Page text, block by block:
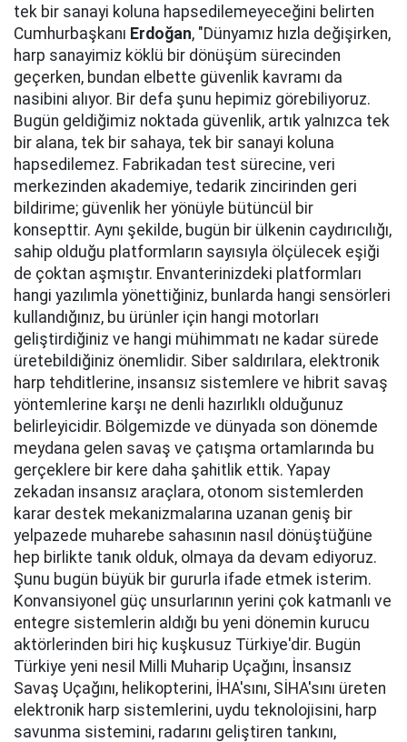
tek bir sanayi koluna hapsedilemeyeceğini belirten
Cumhurbaşkanı Erdoğan, "Dünyamız hızla değişirken,
harp sanayimiz köklü bir dönüşüm sürecinden
geçerken, bundan elbette güvenlik kavramı da
nasibini alıyor. Bir defa şunu hepimiz görebiliyoruz.
Bugün geldiğimiz noktada güvenlik, artık yalnızca tek
bir alana, tek bir sahaya, tek bir sanayi koluna
hapsedilemez. Fabrikadan test sürecine, veri
merkezinden akademiye, tedarik zincirinden geri
bildirime; güvenlik her yönüyle bütüncül bir
konsepttir. Aynı şekilde, bugün bir ülkenin caydırıcılığı,
sahip olduğu platformların sayısıyla ölçülecek eşiği
de çoktan aşmıştır. Envanterinizdeki platformları
hangi yazılımla yönettiğiniz, bunlarda hangi sensörleri
kullandığınız, bu ürünler için hangi motorları
geliştirdiğiniz ve hangi mühimmatı ne kadar sürede
üretebildiğiniz önemlidir. Siber saldırılara, elektronik
harp tehditlerine, insansız sistemlere ve hibrit savaş
yöntemlerine karşı ne denli hazırlıklı olduğunuz
belirleyicidir. Bölgemizde ve dünyada son dönemde
meydana gelen savaş ve çatışma ortamlarında bu
gerçeklere bir kere daha şahitlik ettik. Yapay
zekadan insansız araçlara, otonom sistemlerden
karar destek mekanizmalarına uzanan geniş bir
yelpazede muharebe sahasının nasıl dönüştüğüne
hep birlikte tanık olduk, olmaya da devam ediyoruz.
Şunu bugün büyük bir gururla ifade etmek isterim.
Konvansiyonel güç unsurlarının yerini çok katmanlı ve
entegre sistemlerin aldığı bu yeni dönemin kurucu
aktörlerinden biri hiç kuşkusuz Türkiye'dir. Bugün
Türkiye yeni nesil Milli Muharip Uçağını, İnsansız
Savaş Uçağını, helikopterini, İHA'sını, SİHA'sını üreten
elektronik harp sistemlerini, uydu teknolojisini, harp
savunma sistemini, radarını geliştiren tankını,